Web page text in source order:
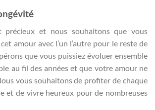
précieux et nous souhaitons que vous
amour avec l’un l’autre pour le reste de
que vous puissiez évoluer ensemble
au fil des années et que votre amour ne
vous souhaitons de profiter de chaque
et de vivre heureux pour de nombreuses